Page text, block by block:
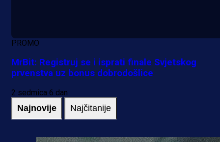
PROMO
MrBit: Registruj se i isprati finale Svjetskog
prvenstva uz bonus dobrodošlice
2 sedmica 6 dan
Najnovije Najčitanije